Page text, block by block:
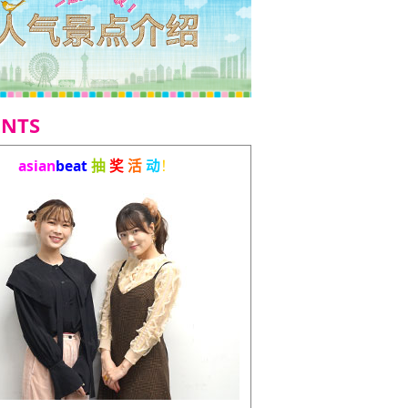
asianbeat抽奖活动！